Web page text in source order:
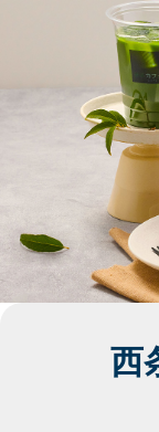
西